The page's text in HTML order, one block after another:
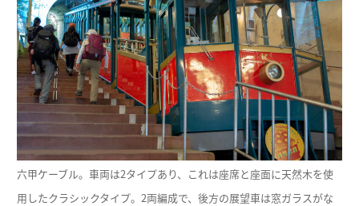
六甲ケーブル。車両は2タイプあり、これは座席と座面に天然木を使
用したクラシックタイプ。2両編成で、後方の展望車は窓ガラスがな